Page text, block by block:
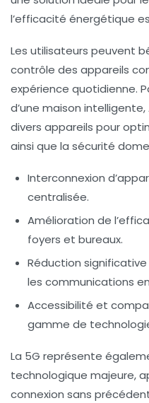
l’efficacité énergétique
Les utilisateurs peuvent
contrôle des appareils
expérience quotidienne.
d’une maison
divers appareils pour
ainsi que la sécurité
Interconnexion
centralisée.
Amélioration de
foyers et bureaux.
Réduction
les communications
Accessibilité et
gamme de
La 5G représente
technologique majeure,
connexion sans